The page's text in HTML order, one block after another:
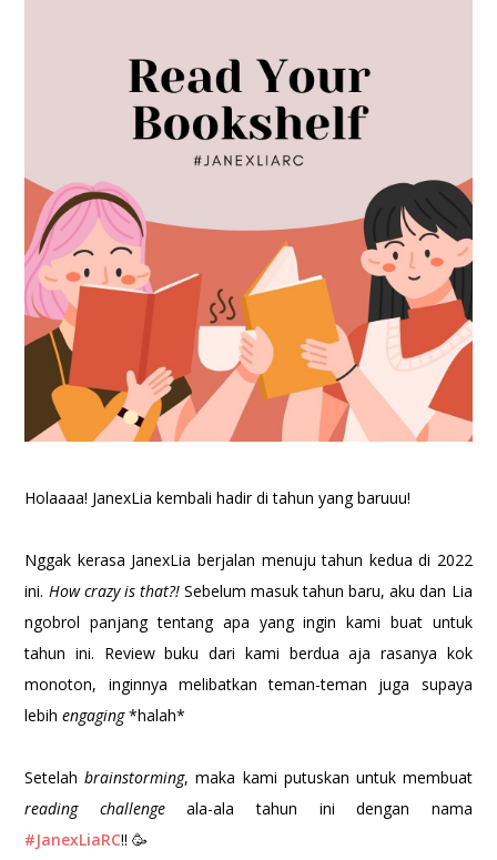
Holaaaa! JanexLia kembali hadir di tahun yang baruuu!
Nggak kerasa JanexLia berjalan menuju tahun kedua di 2022
ini. How crazy is that?!Sebelum masuk tahun baru, aku dan Lia
ngobrol panjang tentang apa yang ingin kami buat untuk
tahun ini. Review buku dari kami berdua aja rasanya kok
monoton, inginnya melibatkan teman-teman juga supaya
lebihengaging*halah*
Setelahbrainstorming, maka kami putuskan untuk membuat
reading challengeala-ala tahun ini dengan nama
#JanexLiaRC!! 🥳